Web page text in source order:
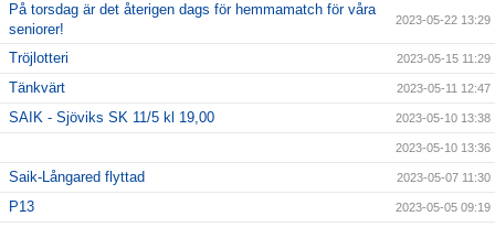
På torsdag är det återigen dags för hemmamatch för våra
seniorer!
2023-05-22 13:29
Tröjlotteri 2023-05-15 11:29
Tänkvärt 2023-05-11 12:47
SAIK - Sjöviks SK 11/5 kl 19,00 2023-05-10 13:38
2023-05-10 13:36
Saik-Långared flyttad 2023-05-07 11:30
P13 2023-05-05 09:19